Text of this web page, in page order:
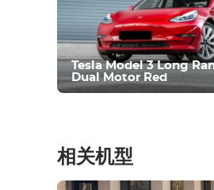
气候控制
驱动器
条件
Tesla Model 3 Long
Dual Motor Red
相关机型